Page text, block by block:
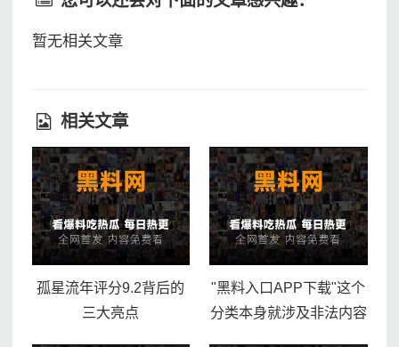
暂无相关文章
相关文章
孤星流年评分9.2背后的
三大亮点
"黑料入口APP下载"这个
分类本身就涉及非法内容